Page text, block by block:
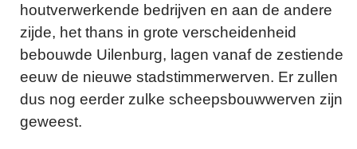
houtverwerkende bedrijven en aan de andere
zijde, het thans in grote verscheidenheid
bebouwde Uilenburg, lagen vanaf de zestiende
eeuw de nieuwe stadstimmerwerven. Er zullen
dus nog eerder zulke scheepsbouwwerven zijn
geweest.